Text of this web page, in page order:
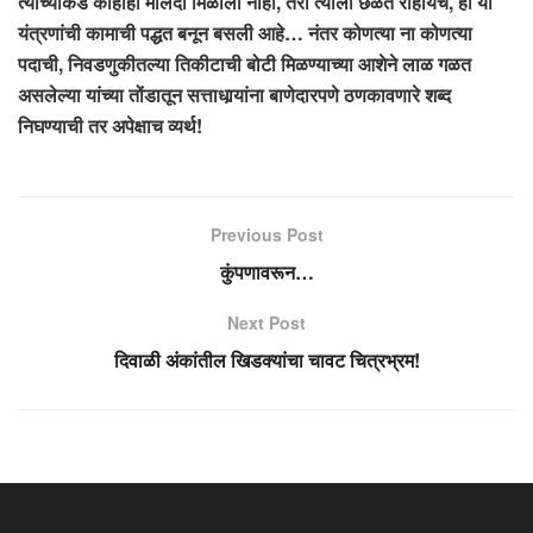
यंत्रणांची कामाची पद्धत बनून बसली आहे… नंतर कोणत्या ना कोणत्या
पदाची, निवडणुकीतल्या तिकीटाची बोटी मिळण्याच्या आशेने लाळ गळत
असलेल्या यांच्या तोंडातून सत्ताधार्‍यांना बाणेदारपणे ठणकावणारे शब्द
निघण्याची तर अपेक्षाच व्यर्थ!
Previous Post
कुंपणावरून…
Next Post
दिवाळी अंकांतील खिडक्यांचा चावट चित्रभ्रम!